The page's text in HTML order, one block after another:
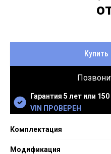
Гарантия 5 лет или
VIN ПРОВЕРЕН
Комплектация
Модификация
Купить